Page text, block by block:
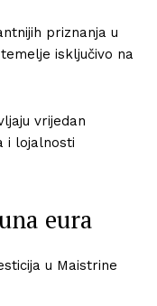
priznanja u
isključivo na
vrijedan
i lojalnosti
eura
u Maistrine